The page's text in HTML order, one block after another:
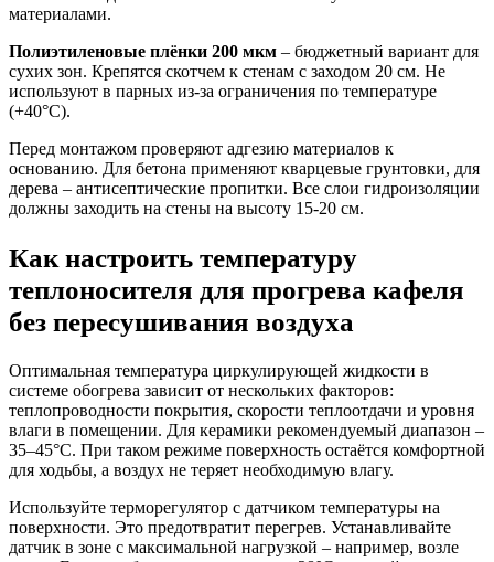
материалами.
Полиэтиленовые плёнки 200 мкм – бюджетный вариант для
сухих зон. Крепятся скотчем к стенам с заходом 20 см. Не
используют в парных из-за ограничения по температуре
(+40°C).
Перед монтажом проверяют адгезию материалов к
основанию. Для бетона применяют кварцевые грунтовки, для
дерева – антисептические пропитки. Все слои гидроизоляции
должны заходить на стены на высоту 15-20 см.
Как настроить температуру
теплоносителя для прогрева кафеля
без пересушивания воздуха
Оптимальная температура циркулирующей жидкости в
системе обогрева зависит от нескольких факторов:
теплопроводности покрытия, скорости теплоотдачи и уровня
влаги в помещении. Для керамики рекомендуемый диапазон –
35–45°C. При таком режиме поверхность остаётся комфортной
для ходьбы, а воздух не теряет необходимую влагу.
Используйте терморегулятор с датчиком температуры на
поверхности. Это предотвратит перегрев. Устанавливайте
датчик в зоне с максимальной нагрузкой – например, возле